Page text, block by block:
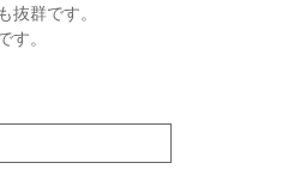
抜群です。
す。